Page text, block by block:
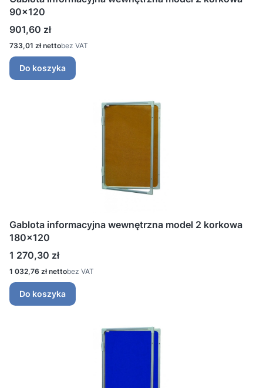
90x120
Cena
901,60 zł
Cena
733,01 zł bez VAT
Do koszyka
Gablota informacyjna wewnętrzna model 2 korkowa
180x120
Cena
1 270,30 zł
Cena
1 032,76 zł bez VAT
Do koszyka